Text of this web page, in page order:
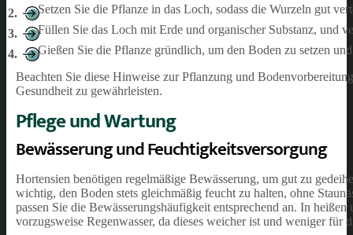
Setzen Sie die Pflanze in das Loch, sodass die Wurzeln gut
Füllen Sie das Loch mit Erde und organischer Substanz, und
Gießen Sie die Pflanze gründlich, um den Boden zu setzen
Beachten Sie diese Hinweise zur Pflanzung und
Gesundheit zu gewährleisten.
Pflege und Wartung
Bewässerung und Feuchtigkeitsversorgung
Hortensien benötigen regelmäßige Bewässerung, um gut zu
wichtig, den Boden stets gleichmäßig feucht zu halten, ohne
passen Sie die Bewässerungshäufigkeit entsprechend an. In
vorzugsweise Regenwasser, da dieses weicher ist und weniger